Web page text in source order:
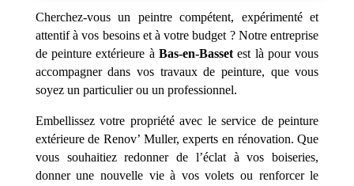
Cherchez-vous un peintre compétent, expérimenté et
attentif à vos besoins et à votre budget ? Notre entreprise
de peinture extérieure à Bas-en-Basset est là pour vous
accompagner dans vos travaux de peinture, que vous
soyez un particulier ou un professionnel.
Embellissez votre propriété avec le service de peinture
extérieure de Renov’ Muller, experts en rénovation. Que
vous souhaitiez redonner de l’éclat à vos boiseries,
donner une nouvelle vie à vos volets ou renforcer le